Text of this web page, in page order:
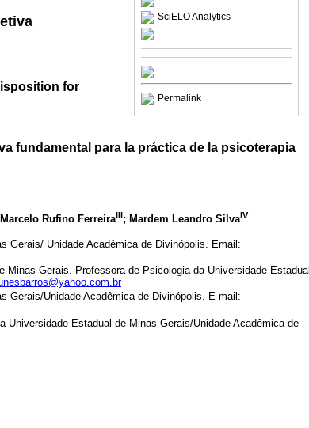
SciELO Analytics
Permalink
for
fundamental para la práctica de la psicoterapia
Rufino FerreiraIII; Mardem Leandro SilvaIV
Gerais/ Unidade Acadêmica de Divinópolis. Email:
Gerais. Professora de Psicologia da Universidade Estadual
Gerais/Unidade Acadêmica de Divinópolis. E-mail:
Estadual de Minas Gerais/Unidade Acadêmica de